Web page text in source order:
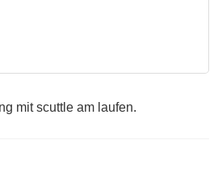
mit scuttle am laufen.